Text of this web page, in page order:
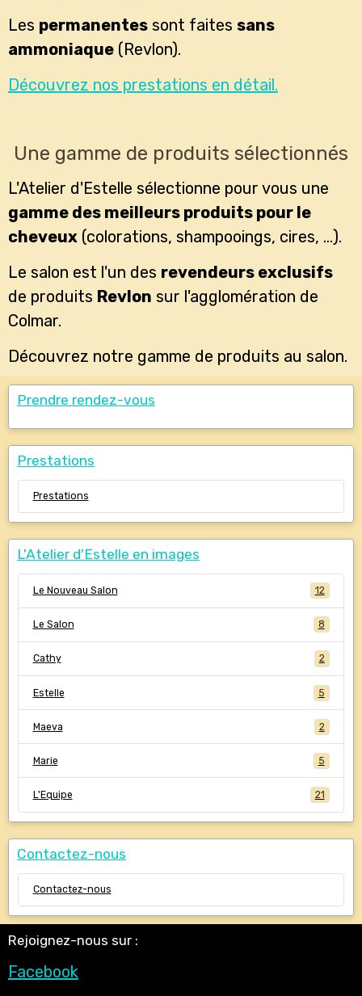
Les permanentes sont faites sans
ammoniaque (Revlon).
Découvrez nos prestations en détail.
Une gamme de produits sélectionnés
L'Atelier d'Estelle sélectionne pour vous une
gamme des meilleurs produits pour le
cheveux (colorations, shampooings, cires, ...).
Le salon est l'un des revendeurs exclusifs
de produits Revlon sur l'agglomération de
Colmar.
Découvrez notre gamme de produits au salon.
Prendre rendez-vous
Prestations
Prestations
L'Atelier d'Estelle en images
Le Nouveau Salon 12
Le Salon 8
Cathy 2
Estelle 5
Maeva 2
Marie 5
L'Equipe 21
Contactez-nous
Contactez-nous
Rejoignez-nous sur :
Facebook